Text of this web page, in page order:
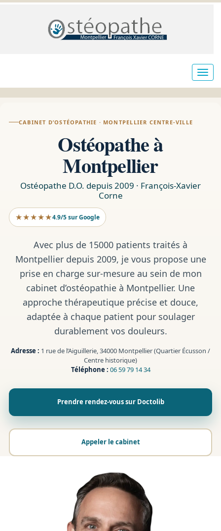
CABINET D’OSTÉOPATHIE · MONTPELLIER CENTRE-VILLE
Ostéopathe à
Montpellier
Ostéopathe D.O. depuis 2009 · François-Xavier
Corne
★★★★★4.9/5 sur Google
Avec plus de 15000 patients traités à
Montpellier depuis 2009, je vous propose une
prise en charge sur-mesure au sein de mon
cabinet d’ostéopathie à Montpellier. Une
approche thérapeutique précise et douce,
adaptée à chaque patient pour soulager
durablement vos douleurs.
Adresse : 1 rue de l’Aiguillerie, 34000 Montpellier (Quartier Écusson /
Centre historique)
Téléphone : 06 59 79 14 34
Prendre rendez-vous sur Doctolib
Appeler le cabinet